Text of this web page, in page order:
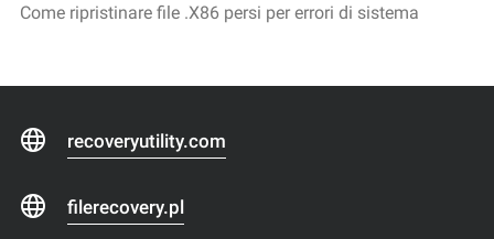
Come ripristinare file .X86 persi per errori di sistema
recoveryutility.com
filerecovery.pl